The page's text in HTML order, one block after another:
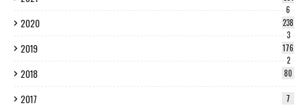
6
2020
238
3
2019
176
2
2018 80
2017 7